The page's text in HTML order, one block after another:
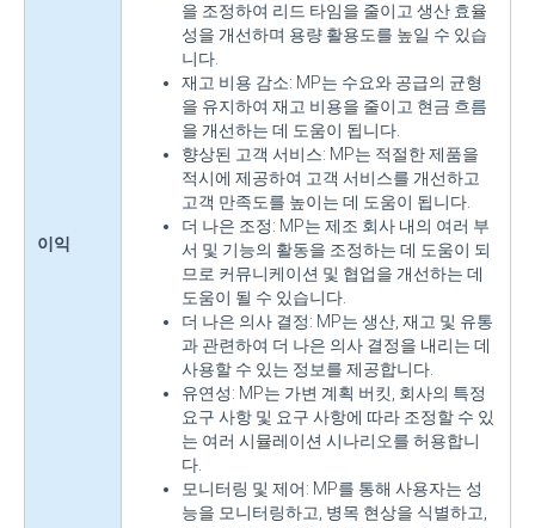
이익
을 조정하여 리드 타임을 줄이고 생산 효율
성을 개선하며 용량 활용도를 높일 수 있습
니다.
재고 비용 감소: MP는 수요와 공급의 균형
을 유지하여 재고 비용을 줄이고 현금 흐름
을 개선하는 데 도움이 됩니다.
향상된 고객 서비스: MP는 적절한 제품을
적시에 제공하여 고객 서비스를 개선하고
고객 만족도를 높이는 데 도움이 됩니다.
더 나은 조정: MP는 제조 회사 내의 여러 부
서 및 기능의 활동을 조정하는 데 도움이 되
므로 커뮤니케이션 및 협업을 개선하는 데
도움이 될 수 있습니다.
더 나은 의사 결정: MP는 생산, 재고 및 유통
과 관련하여 더 나은 의사 결정을 내리는 데
사용할 수 있는 정보를 제공합니다.
유연성: MP는 가변 계획 버킷, 회사의 특정
요구 사항 및 요구 사항에 따라 조정할 수 있
는 여러 시뮬레이션 시나리오를 허용합니
다.
모니터링 및 제어: MP를 통해 사용자는 성
능을 모니터링하고, 병목 현상을 식별하고,